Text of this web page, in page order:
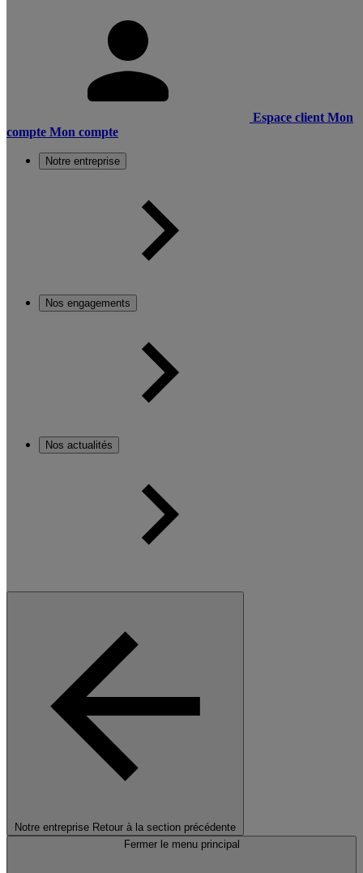
Espace client Mon
compte Mon compte
Notre entreprise
Nos engagements
Nos actualités
Notre entreprise Retour à la section précédente
Fermer le menu principal